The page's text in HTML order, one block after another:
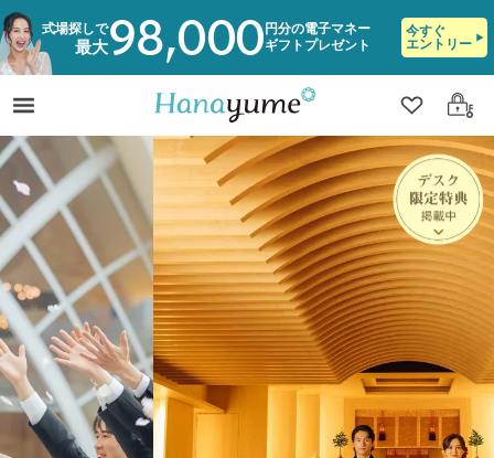
式場探しで
最大98,000 円分の電子マネー
ギフトプレゼント
今すぐ
エントリー
クリップ
ログ